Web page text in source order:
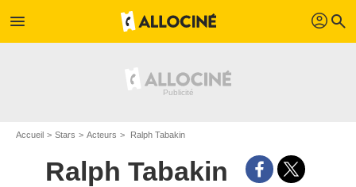
menu profil search
Accueil Stars Acteurs Ralph Tabakin
Ralph Tabakin